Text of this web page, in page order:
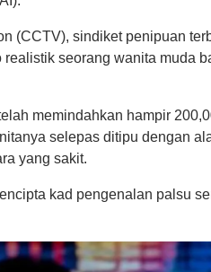
(CCTV), sindiket penipuan
seorang wanita muda
memindahkan hampir
selepas ditipu dengan
yang sakit.
kad pengenalan palsu